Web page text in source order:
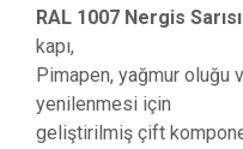
RAL 1007 Nergis
kapı,
Pimapen, yağmur oluğu
yenilenmesi için
geliştirilmiş çift